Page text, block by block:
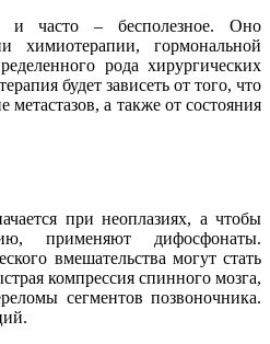
и часто – бесполезное. Оно
химиотерапии, гормональной
рода хирургических
будет зависеть от того, что
метастазов, а также от состояния
при неоплазиях, а чтобы
применяют дифосфонаты.
вмешательства могут стать
компрессия спинного мозга,
сегментов позвоночника.